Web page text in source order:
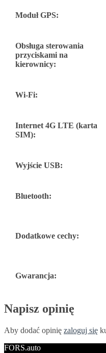
Moduł GPS:
Obsługa sterowania
przyciskami na
kierownicy:
Wi-Fi:
Internet 4G LTE (karta
SIM):
Wyjście USB:
Bluetooth:
Dodatkowe cechy:
Gwarancja:
Napisz opinię
Aby dodać opinię zaloguj się
FORS.auto